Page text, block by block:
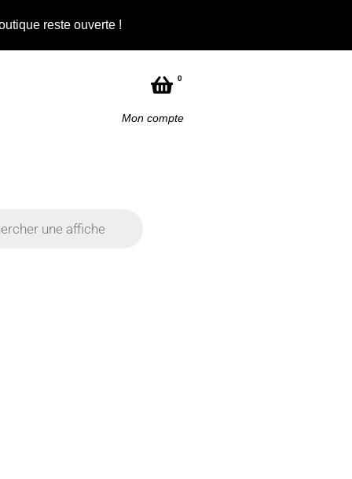
reste ouverte !
0
Mon compte